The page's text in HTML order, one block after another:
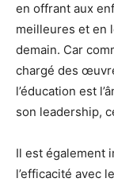
en offrant aux
meilleures et en
demain. Car
chargé des
l’éducation est
son leadership,
Il est également
l’efficacité avec